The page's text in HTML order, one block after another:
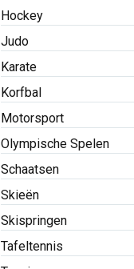
Hockey
Judo
Karate
Korfbal
Motorsport
Olympische Spelen
Schaatsen
Skieën
Skispringen
Tafeltennis